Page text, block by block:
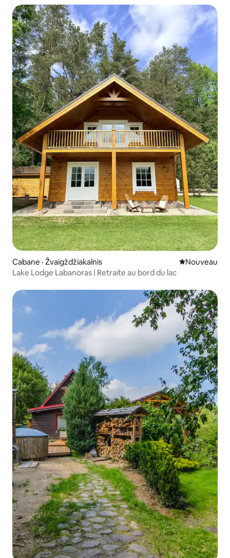
Cabane · Žvaigždžiakalnis Nouvel
Nouveau
Lake Lodge Labanoras | Retraite au bord du lac